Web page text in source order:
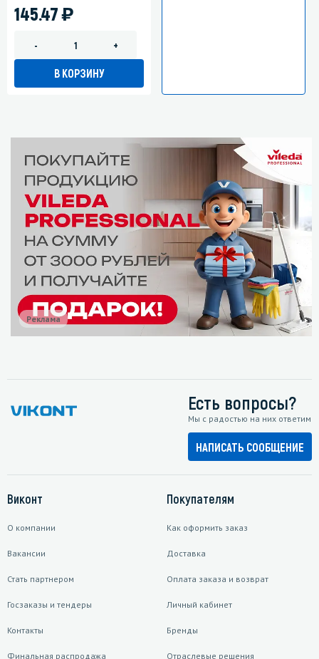
145.47)
- +
В КОРЗИНУ
Реклама
Есть вопросы?
Мы с радостью на них ответим
НАПИСАТЬ СООБЩЕНИЕ
Виконт
О компании
Вакансии
Стать партнером
Госзаказы и тендеры
Контакты
Финальная распродажа
Покупателям
Как оформить заказ
Доставка
Оплата заказа и возврат
Личный кабинет
Бренды
Отраслевые решения